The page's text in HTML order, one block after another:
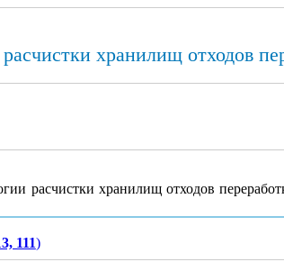
хранилищ отходов
расчистки хранилищ отходов
111)